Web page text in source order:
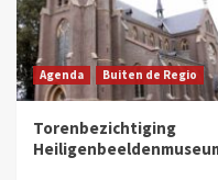
Agenda Buiten de Regio
Torenbezichtiging